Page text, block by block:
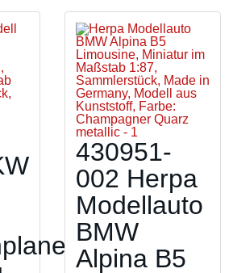
430951-
002 Herpa
Modellauto
BMW
Alpina B5